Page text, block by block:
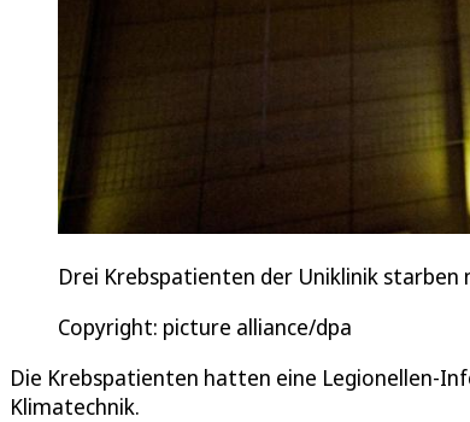
Drei Krebspatienten der Uniklinik
Copyright: picture alliance/dpa
Die Krebspatienten hatten eine Legionellen-
Klimatechnik.